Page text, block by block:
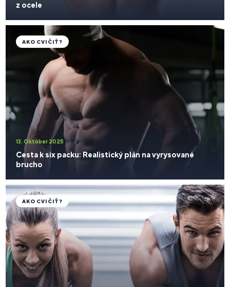
z ocele
13. Október 2025
Cesta k six packu: Realistický plán na vyrysované
brucho
AKO CVIČIŤ?
AKO CVIČIŤ?